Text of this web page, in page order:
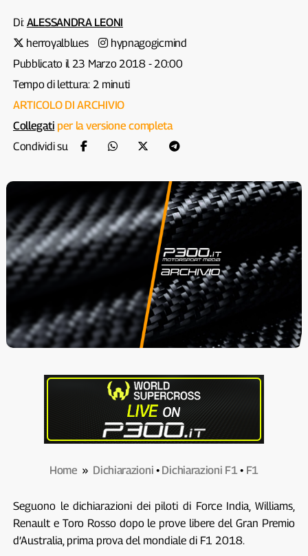
Di: ALESSANDRA LEONI
herroyalblues
hypnagogicmind
Pubblicato il 23 Marzo 2018 - 20:00
Tempo di lettura: 2 minuti
ARTICOLO DI ARCHIVIO
Collegati per la versione completa
Condividi su
Home » Dichiarazioni • Dichiarazioni F1• F1
Seguono le dichiarazioni dei piloti di Force India, Williams,
Renault e Toro Rosso dopo le prove libere del Gran Premio
d’Australia, prima prova del mondiale di F1 2018.